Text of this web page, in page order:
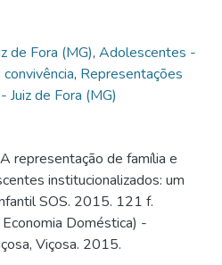
de Fora (MG), Adolescentes -
, Representações
Juiz de Fora (MG)
representação de família e
institucionalizados: um
SOS. 2015. 121 f.
Doméstica) -
Viçosa. 2015.